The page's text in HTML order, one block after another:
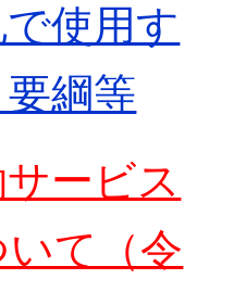
使用す
綱等
ービス
て（令